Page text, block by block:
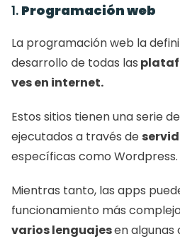
1. Programación web
La programación web la
desarrollo de todas las
ves en internet.
Estos sitios tienen una serie
ejecutados a través de
específicas como Wordpress.
Mientras tanto, las apps
funcionamiento más
varios lenguajes en algunas